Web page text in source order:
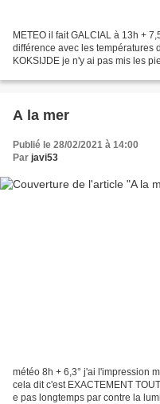
METEO il fait GALCIAL à 13h +
différence avec les températures
KOKSIJDE je n'y ai pas mis les
A la mer
Publié le 28/02/2021 à 14:00
Par javi53
météo 8h + 6,3° j'ai l'impression
cela dit c'est EXACTEMENT
e pas longtemps par contre la